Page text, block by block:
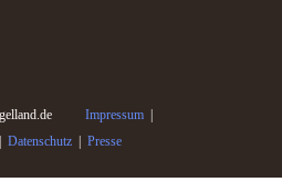
Impressum|
Datenschutz Presse